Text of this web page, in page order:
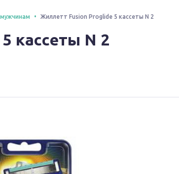
Жиллетт Fusion Proglide 5 кассеты N 2
кассеты N 2